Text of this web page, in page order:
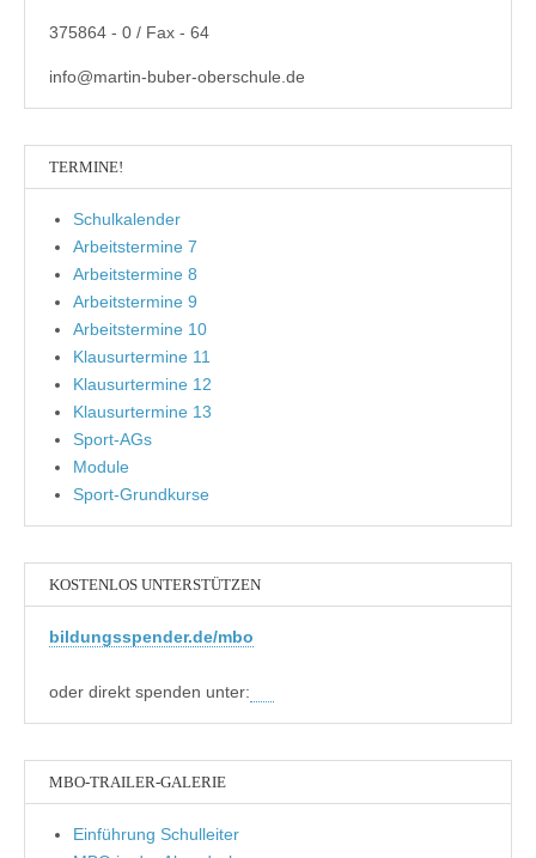
375864 - 0 / Fax - 64
info@martin-buber-oberschule.de
TERMINE!
Schulkalender
Arbeitstermine 7
Arbeitstermine 8
Arbeitstermine 9
Arbeitstermine 10
Klausurtermine 11
Klausurtermine 12
Klausurtermine 13
Sport-AGs
Module
Sport-Grundkurse
KOSTENLOS UNTERSTÜTZEN
bildungsspender.de/mbo
oder direkt spenden unter:
MBO-TRAILER-GALERIE
Einführung Schulleiter